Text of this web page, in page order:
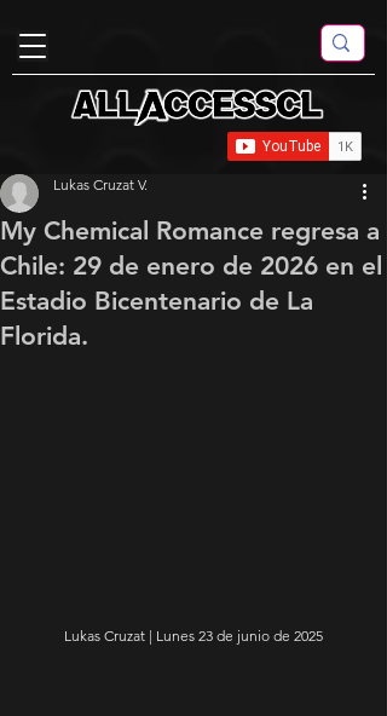
My Chemical Romance regresa a
Chile: 29 de enero de 2026 en el
Estadio Bicentenario de La
Florida.
Lukas Cruzat V.
Lukas Cruzat | Lunes 23 de junio de 2025